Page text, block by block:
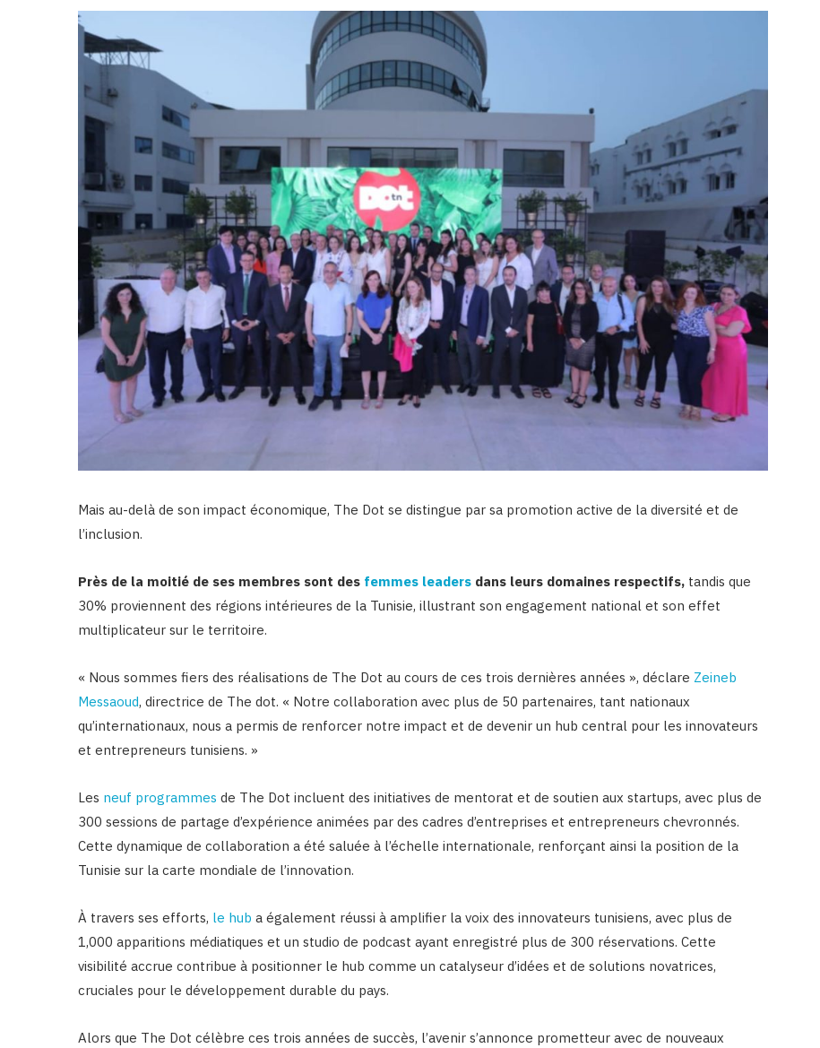
Mais au-delà de son impact économique, The Dot se distingue par sa promotion active de la diversité et de
l’inclusion.
Près de la moitié de ses membres sont des femmes leaders dans leurs domaines respectifs, tandis que
30% proviennent des régions intérieures de la Tunisie, illustrant son engagement national et son effet
multiplicateur sur le territoire.
« Nous sommes fiers des réalisations de The Dot au cours de ces trois dernières années », déclare Zeineb
Messaoud, directrice de The dot. « Notre collaboration avec plus de 50 partenaires, tant nationaux
qu’internationaux, nous a permis de renforcer notre impact et de devenir un hub central pour les innovateurs
et entrepreneurs tunisiens. »
Les neuf programmes de The Dot incluent des initiatives de mentorat et de soutien aux startups, avec plus de
300 sessions de partage d’expérience animées par des cadres d’entreprises et entrepreneurs chevronnés.
Cette dynamique de collaboration a été saluée à l’échelle internationale, renforçant ainsi la position de la
Tunisie sur la carte mondiale de l’innovation.
À travers ses efforts, le hub a également réussi à amplifier la voix des innovateurs tunisiens, avec plus de
1,000 apparitions médiatiques et un studio de podcast ayant enregistré plus de 300 réservations. Cette
visibilité accrue contribue à positionner le hub comme un catalyseur d’idées et de solutions novatrices,
cruciales pour le développement durable du pays.
Alors que The Dot célèbre ces trois années de succès, l’avenir s’annonce prometteur avec de nouveaux